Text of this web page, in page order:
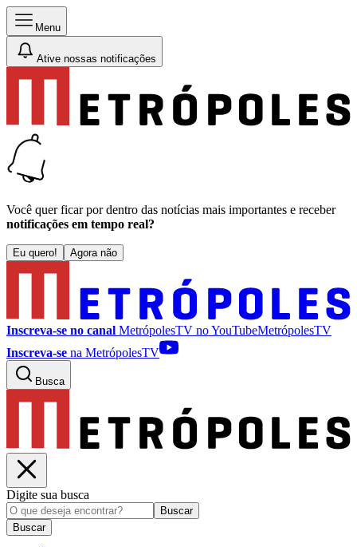
Menu
Ative nossas notificações
Você quer ficar por dentro das notícias mais importantes e receber
notificações em tempo real?
Eu quero! Agora não
Inscreva-se no canal MetrópolesTV noYouTubeMetrópolesTV
Inscreva-se na MetrópolesTV
Busca
Digite sua busca
Buscar
Buscar